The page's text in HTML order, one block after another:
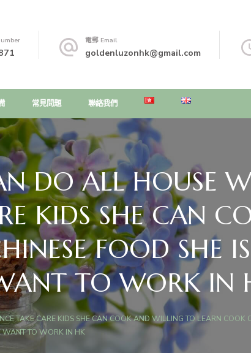
電郵 Email
goldenluzonhk@gmail.com
常見問題 聯絡我們
DO ALL HOUSE
KIDS SHE CAN
FOOD SHE IS
TO WORK IN
TAKE CARE KIDS SHE CAN COOK AND WILLING TO LEARN COOK
TO WORK IN HK